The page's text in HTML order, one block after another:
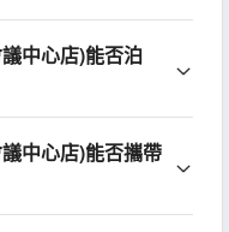
中心店)能否泊
中心店)能否攜帶